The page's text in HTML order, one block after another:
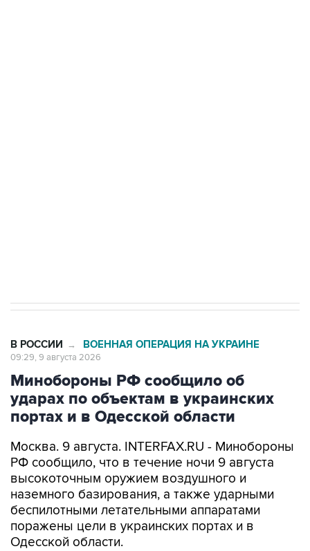
В РОССИИ → ВОЕННАЯ ОПЕРАЦИЯ НА УКРАИНЕ
09:29, 9 августа 2026
Минобороны РФ сообщило об
ударах по объектам в украинских
портах и в Одесской области
Москва. 9 августа. INTERFAX.RU - Минобороны
РФ сообщило, что в течение ночи 9 августа
высокоточным оружием воздушного и
наземного базирования, а также ударными
беспилотными летательными аппаратами
поражены цели в украинских портах и в
Одесской области.